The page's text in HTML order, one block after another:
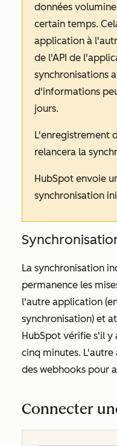
données
certain temps.
application à
de l'API de
synchronisations
d'informations
jours.
L'enregistrement
relancera la
HubSpot envoie
synchronisation
La synchronisation
permanence les
l'autre application
synchronisation) et
HubSpot vérifie s'il y
cinq minutes. L'autre
des webhooks pour
Connecter